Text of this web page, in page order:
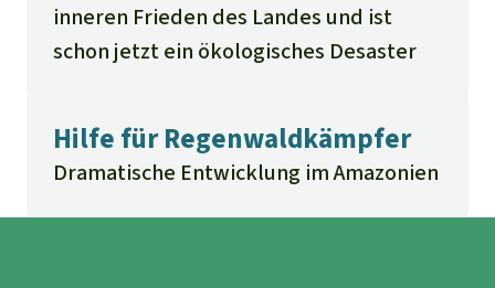
inneren Frieden des Landes und ist
schon jetzt ein ökologisches Desaster
Hilfe für Regenwaldkämpfer
Dramatische Entwicklung im Amazonien